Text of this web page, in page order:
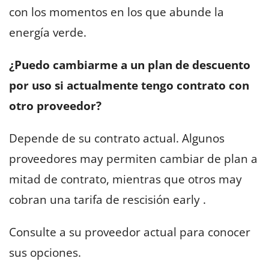
con los momentos en los que abunde la
energía verde.
¿Puedo cambiarme a un plan de descuento
por uso si actualmente tengo contrato con
otro proveedor?
Depende de su contrato actual. Algunos
proveedores may permiten cambiar de plan a
mitad de contrato, mientras que otros may
cobran una tarifa de rescisión early .
Consulte a su proveedor actual para conocer
sus opciones.